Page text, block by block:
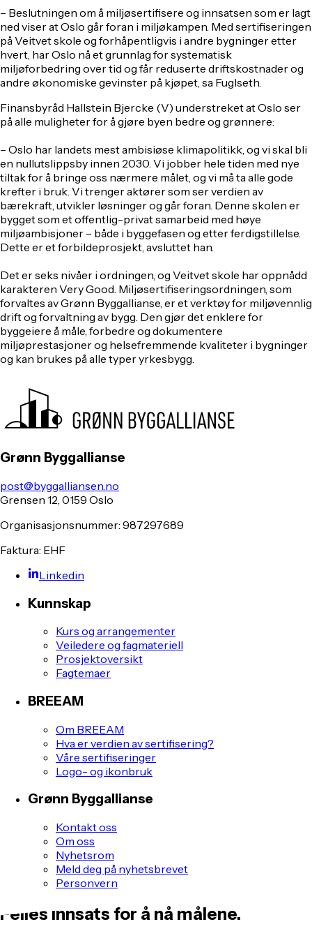
– Beslutningen om å miljøsertifisere og innsatsen som er lagt
ned viser at Oslo går foran i miljøkampen. Med sertifiseringen
på Veitvet skole og forhåpentligvis i andre bygninger etter
hvert, har Oslo nå et grunnlag for systematisk
miljøforbedring over tid og får reduserte driftskostnader og
andre økonomiske gevinster på kjøpet, sa Fuglseth.
Finansbyråd Hallstein Bjercke (V) understreket at Oslo ser
på alle muligheter for å gjøre byen bedre og grønnere:
– Oslo har landets mest ambisiøse klimapolitikk, og vi skal bli
en nullutslippsby innen 2030. Vi jobber hele tiden med nye
tiltak for å bringe oss nærmere målet, og vi må ta alle gode
krefter i bruk. Vi trenger aktører som ser verdien av
bærekraft, utvikler løsninger og går foran. Denne skolen er
bygget som et offentlig-privat samarbeid med høye
miljøambisjoner – både i byggefasen og etter ferdigstillelse.
Dette er et forbildeprosjekt, avsluttet han.
Det er seks nivåer i ordningen, og Veitvet skole har oppnådd
karakteren Very Good. Miljøsertifiseringsordningen, som
forvaltes av Grønn Byggallianse, er et verktøy for miljøvennlig
drift og forvaltning av bygg. Den gjør det enklere for
byggeiere å måle, forbedre og dokumentere
miljøprestasjoner og helsefremmende kvaliteter i bygninger
og kan brukes på alle typer yrkesbygg.
Grønn Byggallianse
post@byggalliansen.no
Grensen 12, 0159 Oslo
Organisasjonsnummer: 987297689
Faktura: EHF
Linkedin
Kunnskap
Kurs og arrangementer
Veiledere og fagmateriell
Prosjektoversikt
Fagtemaer
BREEAM
Om BREEAM
Hva er verdien av sertifisering?
Våre sertifiseringer
Logo- og ikonbruk
Grønn Byggallianse
Kontakt oss
Om oss
Nyhetsrom
Meld deg på nyhetsbrevet
Personvern
Felles innsats for å nå målene.